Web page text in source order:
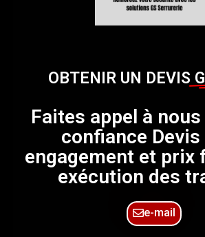
OBTENIR UN DEVIS
Faites appel à
confiance Devis
engagement et prix
exécution des
e-mail